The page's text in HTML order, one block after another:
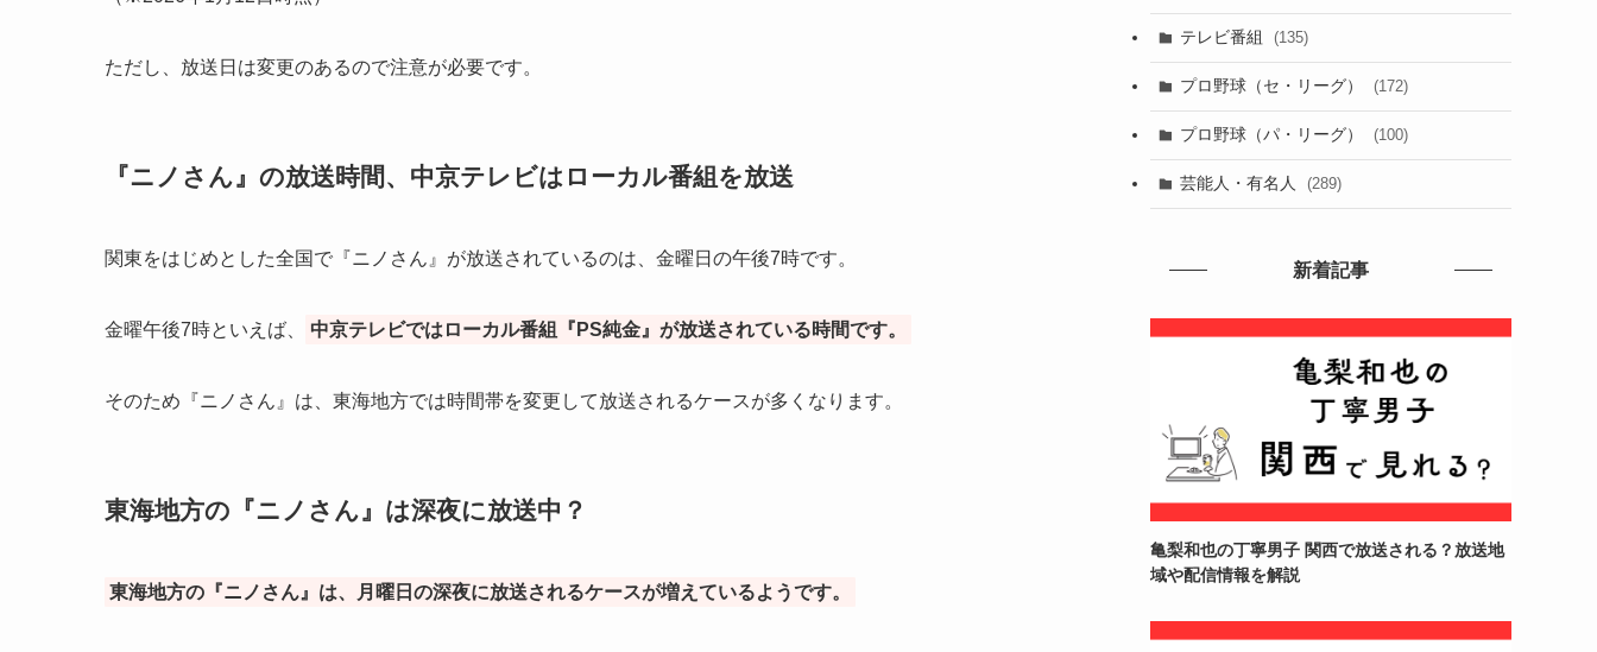
ただし、放送日は変更のあるので注意が必要です。
『ニノさん』の放送時間、中京テレビはローカル番組を放送
関東をはじめとした全国で『ニノさん』が放送されているのは、金曜日の午後7時です。
金曜午後7時といえば、 中京テレビではローカル番組『PS純金』が放送されている時間です。
そのため『ニノさん』は、東海地方では時間帯を変更して放送されるケースが多くなります。
東海地方の『ニノさん』は深夜に放送中？
東海地方の『ニノさん』は、月曜日の深夜に放送されるケースが増えているようです。
テレビ番組 (135)
プロ野球（セ・リーグ） (172)
プロ野球（パ・リーグ） (100)
芸能人・有名人 (289)
新着記事
亀梨和也の丁寧男子 関西で放送される？放送地
域や配信情報を解説